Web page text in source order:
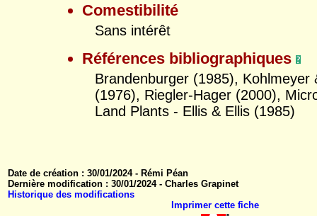
Comestibilité
Sans intérêt
Références bibliographiques
Brandenburger (1985), Kohlmeyer
(1976), Riegler-Hager (2000),
Land Plants - Ellis & Ellis (1985)
Date de création : 30/01/2024 - Rémi Péan
Dernière modification : 30/01/2024 - Charles Grapinet
Historique des modifications
Imprimer cette fiche